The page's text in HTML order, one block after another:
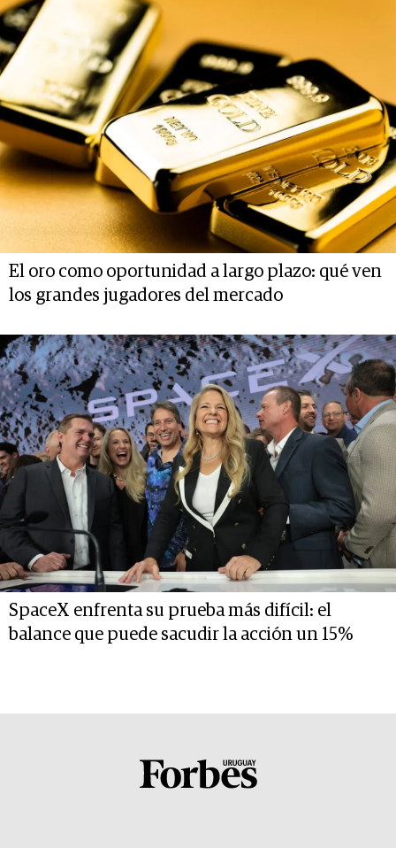
El oro como oportunidad a largo plazo: qué ven
los grandes jugadores del mercado
SpaceX enfrenta su prueba más difícil: el
balance que puede sacudir la acción un 15%